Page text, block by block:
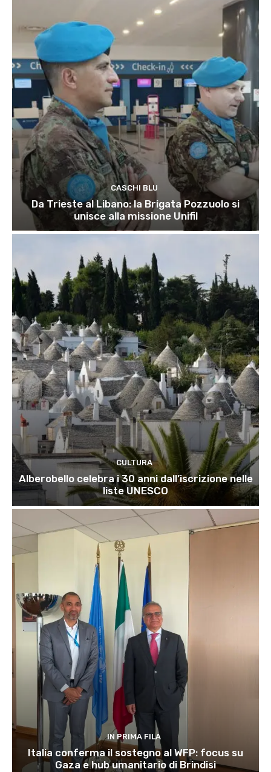
CASCHI BLU
Da Trieste al Libano: la Brigata Pozzuolo si
unisce alla missione Unifil
CULTURA
Alberobello celebra i 30 anni dall’iscrizione nelle
liste UNESCO
IN PRIMA FILA
Italia conferma il sostegno al WFP: focus su
Gaza e hub umanitario di Brindisi